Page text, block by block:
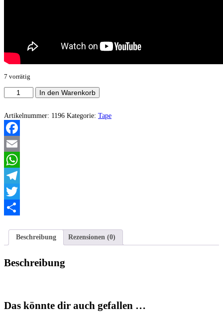
7 vorrätig
Nerocapra
-
Serpe
In
Seno
Menge
In den Warenkorb
Artikelnummer: 1196 Kategorie: Tape
Facebook
Email
WhatsApp
Telegram
Twitter
Beschreibung
Rezensionen (0)
Beschreibung
Das könnte dir auch gefallen …